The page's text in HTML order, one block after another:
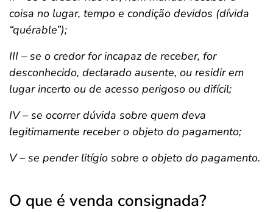
coisa no lugar, tempo e condição devidos (dívida
“quérable”);
III – se o credor for incapaz de receber, for
desconhecido, declarado ausente, ou residir em
lugar incerto ou de acesso perigoso ou difícil;
IV – se ocorrer dúvida sobre quem deva
legitimamente receber o objeto do pagamento;
V – se pender litígio sobre o objeto do pagamento.
O que é venda consignada?